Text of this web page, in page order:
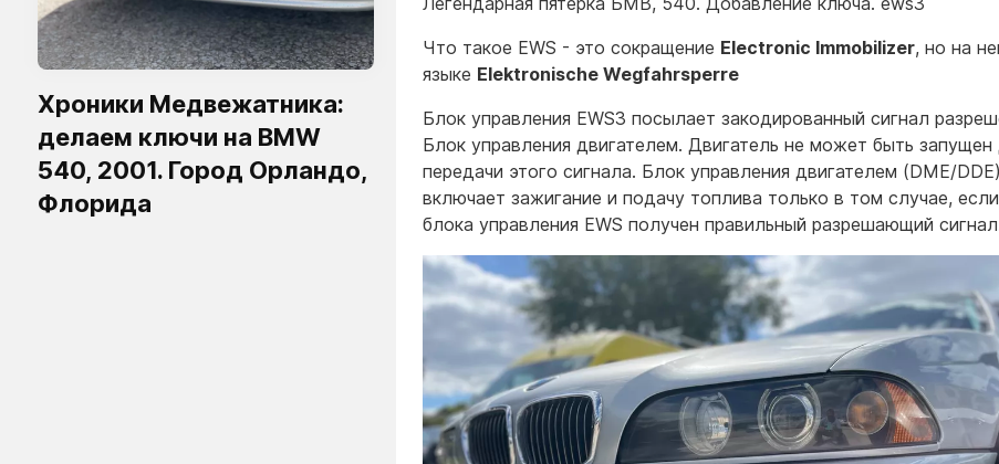
Хроники Медвежатника:
делаем ключи на BMW
540, 2001. Город Орландо,
Флорида
Что такое EWS - это сокращение Electronic Immobilizer, но на
языке Elektronische Wegfahrsperre
Блок управления EWS3 посылает закодированный сигнал
Блок управления двигателем. Двигатель не может быть запущен
передачи этого сигнала. Блок управления двигателем (DME/DDE)
включает зажигание и подачу топлива только в том случае,
блока управления EWS получен правильный разрешающий